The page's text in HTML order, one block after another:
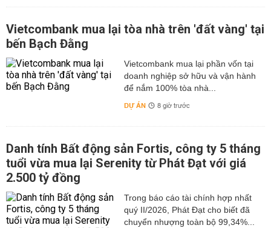
Vietcombank mua lại tòa nhà trên 'đất vàng' tại
bến Bạch Đằng
Vietcombank mua lại phần vốn tại
doanh nghiệp sở hữu và vận hành
để nắm 100% tòa nhà...
DỰ ÁN 8 giờ trước
Danh tính Bất động sản Fortis, công ty 5 tháng
tuổi vừa mua lại Serenity từ Phát Đạt với giá
2.500 tỷ đồng
Trong báo cáo tài chính hợp nhất
quý II/2026, Phát Đạt cho biết đã
chuyển nhượng toàn bộ 99,34%...